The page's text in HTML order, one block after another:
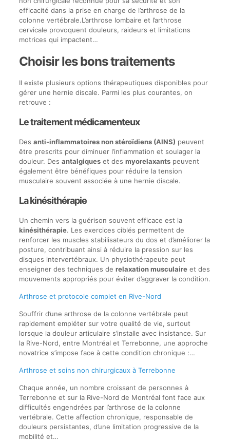
efficacité dans la prise en charge de l’arthrose de la
colonne vertébrale.L’arthrose lombaire et l’arthrose
cervicale provoquent douleurs, raideurs et limitations
motrices qui impactent…
Choisir les bons traitements
Il existe plusieurs options thérapeutiques disponibles pour
gérer une hernie discale. Parmi les plus courantes, on
retrouve :
Le traitement médicamenteux
Des anti-inflammatoires non stéroïdiens (AINS) peuvent
être prescrits pour diminuer l’inflammation et soulager la
douleur. Des antalgiqueset des myorelaxantspeuvent
également être bénéfiques pour réduire la tension
musculaire souvent associée à une hernie discale.
La kinésithérapie
Un chemin vers la guérison souvent efficace est la
kinésithérapie. Les exercices ciblés permettent de
renforcer les muscles stabilisateurs du dos et d’améliorer la
posture, contribuant ainsi à réduire la pression sur les
disques intervertébraux. Un physiothérapeute peut
enseigner des techniques de relaxation musculaireet des
mouvements appropriés pour éviter d’aggraver la condition.
Arthrose et protocole complet en Rive-Nord
Souffrir d’une arthrose de la colonne vertébrale peut
rapidement empiéter sur votre qualité de vie, surtout
lorsque la douleur articulaire s’installe avec insistance. Sur
la Rive-Nord, entre Montréal et Terrebonne, une approche
novatrice s’impose face à cette condition chronique :…
Arthrose et soins non chirurgicaux à Terrebonne
Chaque année, un nombre croissant de personnes à
Terrebonne et sur la Rive-Nord de Montréal font face aux
difficultés engendrées par l’arthrose de la colonne
vertébrale. Cette affection chronique, responsable de
douleurs persistantes, d’une limitation progressive de la
mobilité et…